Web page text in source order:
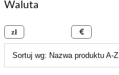
Waluta
Sortuj wg: Nazwa produktu A-Z